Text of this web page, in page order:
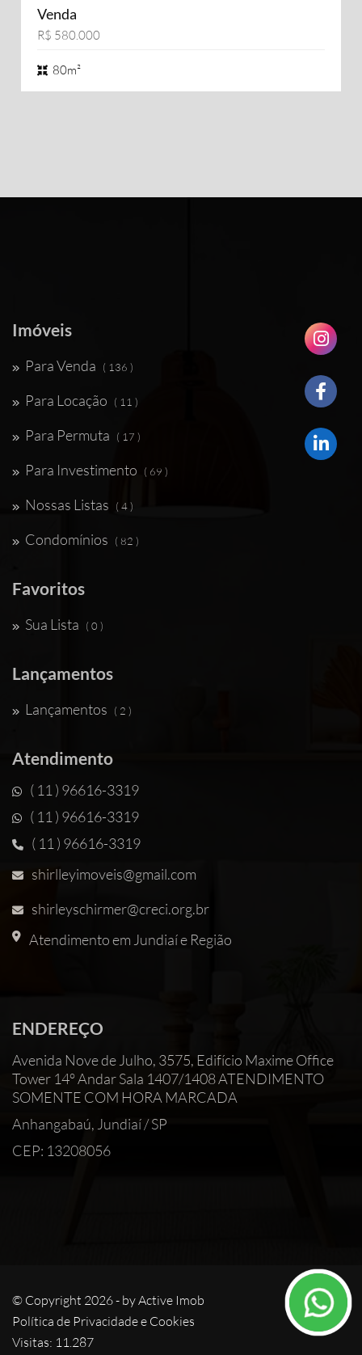
Venda
R$ 580.000
80m²
Imóveis
Para Venda ( 136 )
Para Locação ( 11 )
Para Permuta ( 17 )
Para Investimento ( 69 )
Nossas Listas ( 4 )
Condomínios ( 82 )
Favoritos
Sua Lista ( 0 )
Lançamentos
Lançamentos ( 2 )
Atendimento
( 11 ) 96616-3319
( 11 ) 96616-3319
( 11 ) 96616-3319
shirlleyimoveis@gmail.com
shirleyschirmer@creci.org.br
Atendimento em Jundiaí e Região
ENDEREÇO
Avenida Nove de Julho, 3575, Edifício Maxime Office
Tower 14° Andar Sala 1407/1408 ATENDIMENTO
SOMENTE COM HORA MARCADA
Anhangabaú, Jundiaí / SP
CEP: 13208056
© Copyright 2026 - byActive Imob
Política de Privacidade e Cookies
Visitas: 11.287